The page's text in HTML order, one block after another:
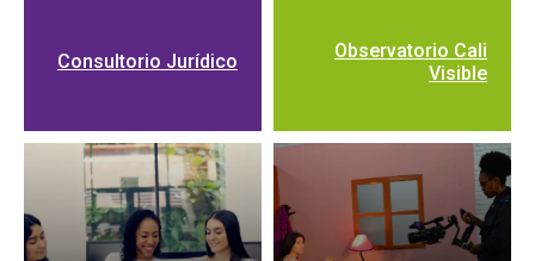
Consultorio Jurídico
Observatorio Cali
Visible